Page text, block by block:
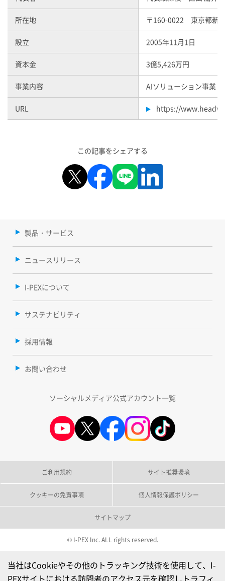
当社はCookieやその他のトラッキング技術を使用して、I-
PEXサイトにおける訪問者のアクセス元を確認しトラフィ
所在地 〒160-0022 東京都新
設立 2005年11月1日
資本金 3億5,426万円
事業内容 AIソリューション事業
URL https://
この記事をシェアする
製品・サービス
ニュースリリース
I-PEXについて
サステナビリティ
採用情報
お問い合わせ
ソーシャルメディア公式アカウント一覧
ご利用規約 サイト推奨環境
クッキーの免責事項 個人情報保護ポリシー
サイトマップ
© I-PEX Inc. ALL rights reserved.